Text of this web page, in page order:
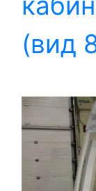
(вид